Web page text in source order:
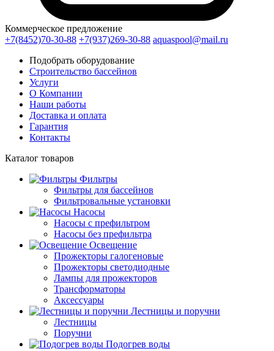
Коммерческое предложение
+7(8452)70-30-88 +7(937)269-30-88 aquaspool@mail.ru
Подобрать оборудование
Строительство бассейнов
Услуги
О Компании
Наши работы
Доставка и оплата
Гарантия
Контакты
Каталог товаров
Фильтры
Фильтры для бассейнов
Фильтровальные установки
Насосы
Насосы с префильтром
Насосы без префильтра
Освещение
Прожекторы галогеновые
Прожекторы светодиодные
Лампы для прожекторов
Трансформаторы
Аксессуары
Лестницы и поручни
Лестницы
Поручни
Подогрев воды